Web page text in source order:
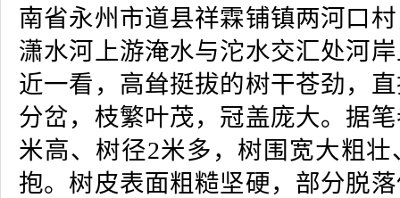
南省永州市道县祥霖铺镇两河口
潇水河上游淹水与沱水交汇处河
近一看，高耸挺拔的树干苍劲，
分岔，枝繁叶茂，冠盖庞大。据
米高、树径2米多，树围宽大粗
抱。树皮表面粗糙坚硬，部分脱